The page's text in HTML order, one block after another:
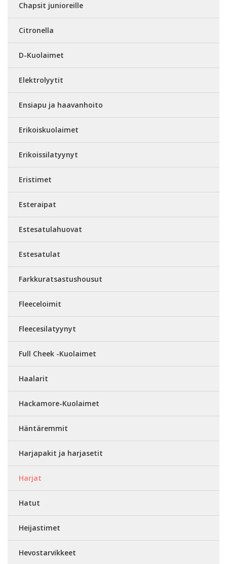
Chapsit junioreille
Citronella
D-Kuolaimet
Elektrolyytit
Ensiapu ja haavanhoito
Erikoiskuolaimet
Erikoissilatyynyt
Eristimet
Esteraipat
Estesatulahuovat
Estesatulat
Farkkuratsastushousut
Fleeceloimit
Fleecesilatyynyt
Full Cheek -Kuolaimet
Haalarit
Hackamore-Kuolaimet
Häntäremmit
Harjapakit ja harjasetit
Harjat
Hatut
Heijastimet
Hevostarvikkeet